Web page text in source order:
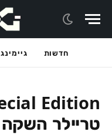
חדשות גיימינג
טריילר השקה